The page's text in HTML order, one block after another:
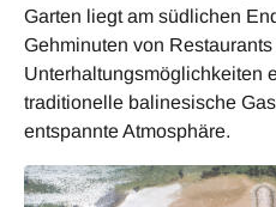
Garten liegt am südlichen
Gehminuten von Restaurants
Unterhaltungsmöglichkeiten
traditionelle balinesische
entspannte Atmosphäre.